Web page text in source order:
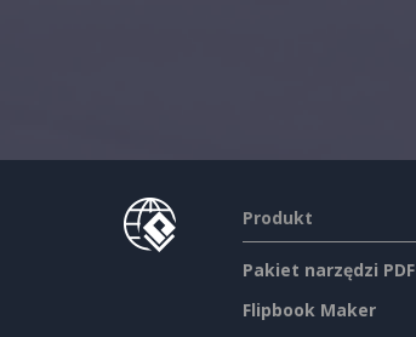
Produkt
Pakiet narzędzi PDF
Flipbook Maker